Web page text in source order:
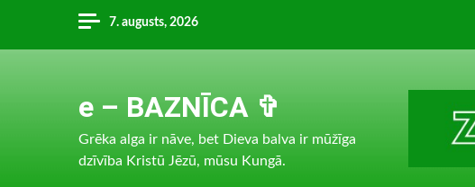
content
7. augusts, 2026
e – BAZNĪCA ✞
Grēka alga ir nāve, bet Dieva balva ir mūžīga
dzīvība Kristū Jēzū, mūsu Kungā.